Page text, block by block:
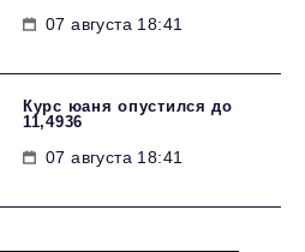
07 августа 18:41
Курс юаня опустился до
11,4936
07 августа 18:41